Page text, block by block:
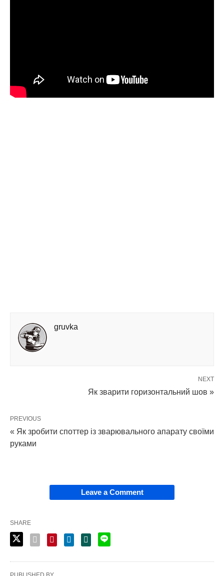
gruvka
NEXT
Як зварити горизонтальний шов »
PREVIOUS
« Як зробити споттер із зварювального апарату своїми
руками
Leave a Comment
SHARE